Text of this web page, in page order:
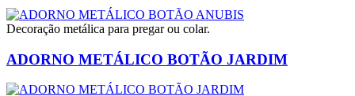
Decoração metálica para pregar ou colar.
ADORNO METÁLICO BOTÃO JARDIM